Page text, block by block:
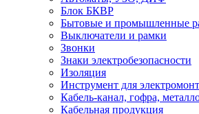
Блок БКВР
Бытовые и промышленные
Выключатели и рамки
Звонки
Знаки электробезопасности
Изоляция
Инструмент для
Кабель-канал, гофра,
Кабельная продукция